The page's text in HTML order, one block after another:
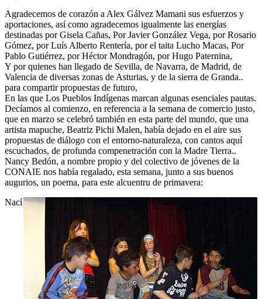
Agradecemos de corazón a Alex Gálvez Mamani sus esfuerzos y
aportaciones, así como agradecemos igualmente las energías
destinadas por Gisela Cañas, Por Javier González Vega, por Rosario
Gómez, por Luís Alberto Rentería, por el taita Lucho Macas, Por
Pablo Gutiérrez, por Héctor Mondragón, por Hugo Paternina,
Y por quienes han llegado de Sevilla, de Navarra, de Madrid, de
Valencia de diversas zonas de Asturias, y de la sierra de Granda..
para compartir propuestas de futuro,
En las que Los Pueblos Indígenas marcan algunas esenciales pautas.
Decíamos al comienzo, en referencia a la semana de comercio justo,
que en marzo se celebró también en esta parte del mundo, que una
artista mapuche, Beatriz Pichi Malen, había dejado en el aire sus
propuestas de diálogo con el entorno-naturaleza, con cantos aquí
escuchados, de profunda compenetración con la Madre Tierra..
Nancy Bedón, a nombre propio y del colectivo de jóvenes de la
CONAIE nos había regalado, esta semana, junto a sus buenos
augurios, un poema, para este alcuentru de primavera:
Nací